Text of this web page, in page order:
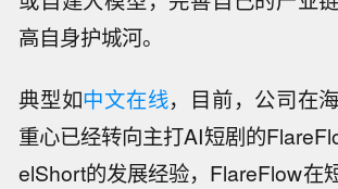
高自身护城河。
典型如中文在线，目前，公司在
重心已经转向主打AI短剧的
elShort的发展经验，FlareFlow在